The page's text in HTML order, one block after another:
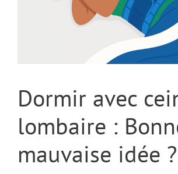
Dormir avec
lombaire :
mauvaise idée ?